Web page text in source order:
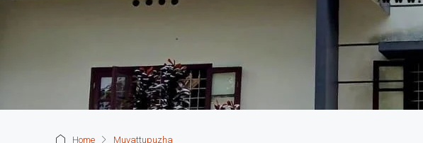
Home Muvattupuzha